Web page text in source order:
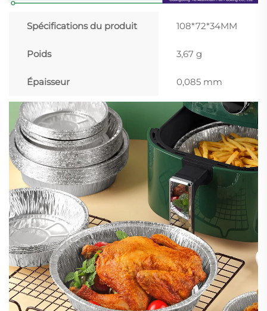
Spécifications du produit 108*72*34MM
Poids 3,67 g
Épaisseur 0,085 mm